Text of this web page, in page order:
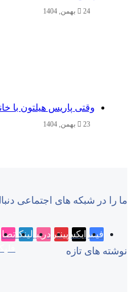
24 بهمن, 1404
وقتی پاریس هیلتون با
23 بهمن, 1404
ما را در شبکه های اجتماعی
فیسبوکایکسپینتریستدریبببللینکداین
نوشته های تازه